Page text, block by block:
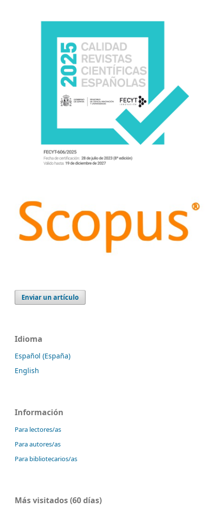
Enviar un artículo
Idioma
Español (España)
English
Información
Para lectores/as
Para autores/as
Para bibliotecarios/as
Más visitados (60 días)